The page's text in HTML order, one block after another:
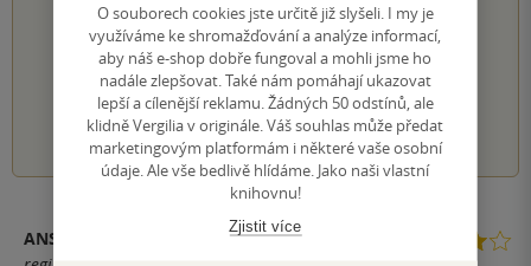
PŘIDEJTE SVÉ HODNOCENÍ KNIHY
Hodnocení našich knihkupců: 0.0 z 5
1 2 3 4 5
ANSWERA
O souborech cookies jste určitě již slyšeli. I my je
využíváme ke shromažďování a analýze informací,
aby náš e-shop dobře fungoval a mohli jsme ho
nadále zlepšovat. Také nám pomáhají ukazovat
lepší a cílenější reklamu. Žádných 50 odstínů, ale
klidně Vergilia v originále. Váš souhlas může předat
marketingovým platformám i některé vaše osobní
údaje. Ale vše bedlivě hlídáme. Jako naši vlastní
knihovnu!
Zjistit více